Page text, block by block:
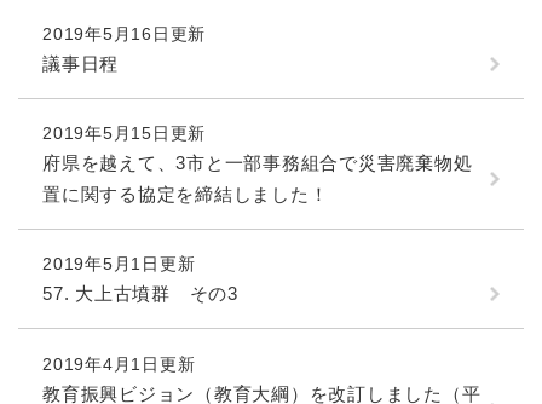
2019年5月16日更新
議事日程
2019年5月15日更新
府県を越えて、3市と一部事務組合で災害廃棄物処
置に関する協定を締結しました！
2019年5月1日更新
57. 大上古墳群 その3
2019年4月1日更新
教育振興ビジョン（教育大綱）を改訂しました（平